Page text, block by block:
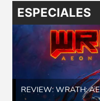
ESPECIALES
REVIEW: WRATH: